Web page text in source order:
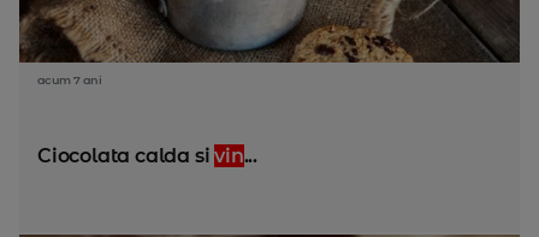
acum 7 ani
Ciocolata calda sivin...